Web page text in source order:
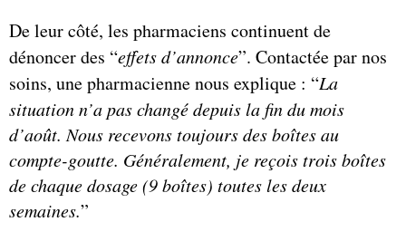
De leur côté, les pharmaciens continuent de
dénoncer des “effets d’annonce”. Contactée par nos
soins, une pharmacienne nous explique : “La
situation n’a pas changé depuis la fin du mois
d’août. Nous recevons toujours des boîtes au
compte-goutte. Généralement, je reçois trois boîtes
de chaque dosage (9 boîtes) toutes les deux
semaines.”